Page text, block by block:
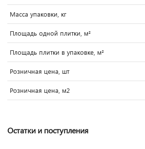
Масса упаковки, кг
Площадь одной плитки, м²
Площадь плитки в упаковке, м²
Розничная цена, шт
Розничная цена, м2
Остатки и поступления